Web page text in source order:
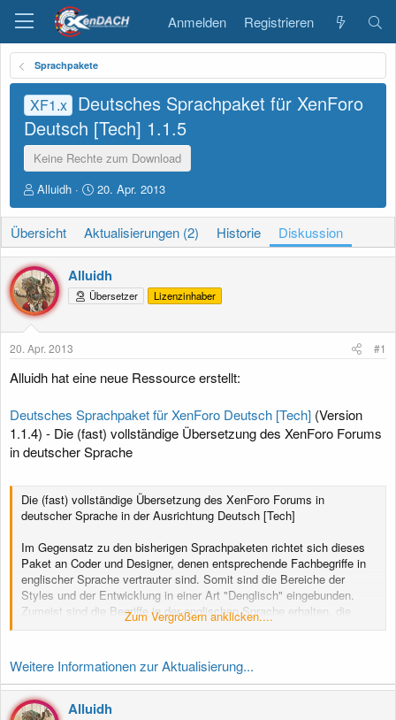
Anmelden Registrieren
Sprachpakete
XF1.x Deutsches Sprachpaket für XenForo
Deutsch [Tech] 1.1.5
Keine Rechte zum Download
E
r
s
t
e
l
l
e
r
Alluidh
E
r
s
t
e
l
t
m
20. Apr. 2013
Übersicht Aktualisierungen (2) Historie Diskussion
Alluidh
Übersetzer Lizenzinhaber
20. Apr. 2013 #1
Alluidh hat eine neue Ressource erstellt:
Deutsches Sprachpaket für XenForo Deutsch [Tech] (Version
1.1.4) - Die (fast) vollständige Übersetzung des XenForo Forums
in deutscher Sprache
Die (fast) vollständige Übersetzung des XenForo Forums in
deutscher Sprache in der Ausrichtung Deutsch [Tech]
Im Gegensatz zu den bisherigen Sprachpaketen richtet sich dieses
Paket an Coder und Designer, denen entsprechende Fachbegriffe in
englischer Sprache vertrauter sind. Somit sind die Bereiche der
Styles und der Entwicklung in einer Art "Denglisch" eingebunden.
Zumeist sind die Begriffe in der englischen Sprache erhalten, die
weiterführenden Erklärungen sind jedoch alle Übersetzt, auch...
Zum Vergrößern anklicken....
Weitere Informationen zur Aktualisierung...
Alluidh